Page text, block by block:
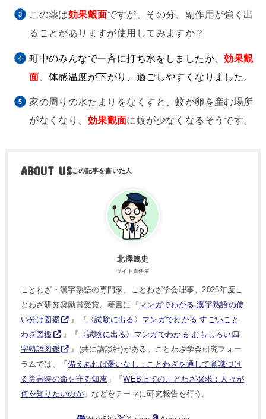
この薬は効果覿面ですが、その分、副作用が強く出
ることがありますが使用してみますか？
町中のみんなで一斉に打ち水をしましたが、効果覿
面 、体感温度が下がり、過ごしやすくなりました。
家の周りの水たまりをなくすと、蚊が卵を産む場所
がなくなり、 効果覿面に蚊が少なくなるそうです。
ABOUT US
北澤篤史
サイト責任者
ことわざ・漢字熟語の専門家、ことわざ学会理事。2025年度こ
とわざ研究奨励賞受賞。著書に『マンガでわかる 漢字熟語の使
い分け図鑑
』『 〈試験に出る〉マンガでわかる すごいこと
わざ図鑑
』『
〈試験に出る〉マンガでわかる おもしろい四
字熟語図鑑
』(共に講談社)がある。ことわざ学会研究フォー
ラムでは、「備えあれば憂いなし：ことわざを通して意識づけ
る災害時の命を守る知恵」「WEB上でのことわざ探求：人々が
何を知りたいのか」などをテーマに研究報告を行う。